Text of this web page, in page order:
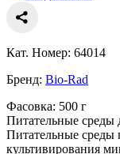
Кат. Номер: 64014
Бренд: Bio-Rad
Фасовка: 500 г
Питательные среды
Питательные среды
культивирования